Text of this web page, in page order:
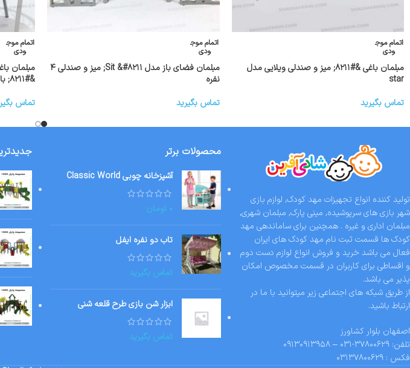
اتمام موج
ودی
مبلمان باغی &#۸۲۱۱; میز و صندلی ویلایی مدل
star
تماس بگیرید
اتمام موج
ودی
مبلمان فضای باز مدل Sit &#۸۲۱۱; میز و صندلی ۴
نفره
تماس بگیرید
اتمام موج
ودی
&#۸۲۱۱; بالکن
تماس
تولید کننده انواع تجهیزات مهد کودک, لوازم بازی
شهر بازی های سرپوشیده, مینی پارک, مبلمان شهری,
مبلمان اداری و غیره . همچنین برای ساماندهی مهد
کودک ها قسمت ثبت نام مهد کودک های ایران
فعال می باشد خرید و فروش انواع لوازم دست دوم
و اقساطی برای کاربران در قسمت مخصوص امکان
پذیر می باشد.
از طریق شبکه های اجتماعی زیر میتوانید با ما در
ارتباط باشید.
اصفهان بلوار کشاورز
تلفن: ۳۷۸۰۰۶۲۹-۰۳۱ – ۰۹۱۳۰۹۱۳۹۵۸
فکس : ۰۳۱۳۷۸۰۰۶۲۹
محصولات برتر
آشپزخانه چوبی Classic World
۰ تومان
تاب دو نفره ایفل
تماس بگیرید
ابزار شن بازی طرح قلعه شنی
تماس بگیرید